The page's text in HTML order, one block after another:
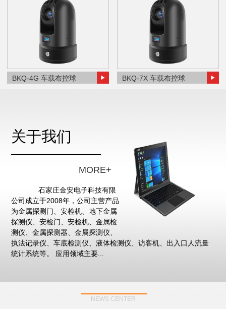
BKQ-4G 车载布控球 BKQ-7X 车载布控球
关于我们
MORE+
石家庄金安电子科技有限
公司成立于2008年，公司主营产品
为金属探测门、安检机、地下金属
探测仪、安检门、安检机、金属检
测仪、金属探测器、金属探测仪、
执法记录仪、车底检测仪、液体检测仪、访客机、出入口人流量
统计系统等。 应用领域主要...
NEWS CENTER